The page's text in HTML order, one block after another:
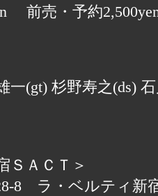
前売・予約
一(gt) 杉野寿之(ds)
ＳＡＣＴ＞
8 ラ・ベルティ新